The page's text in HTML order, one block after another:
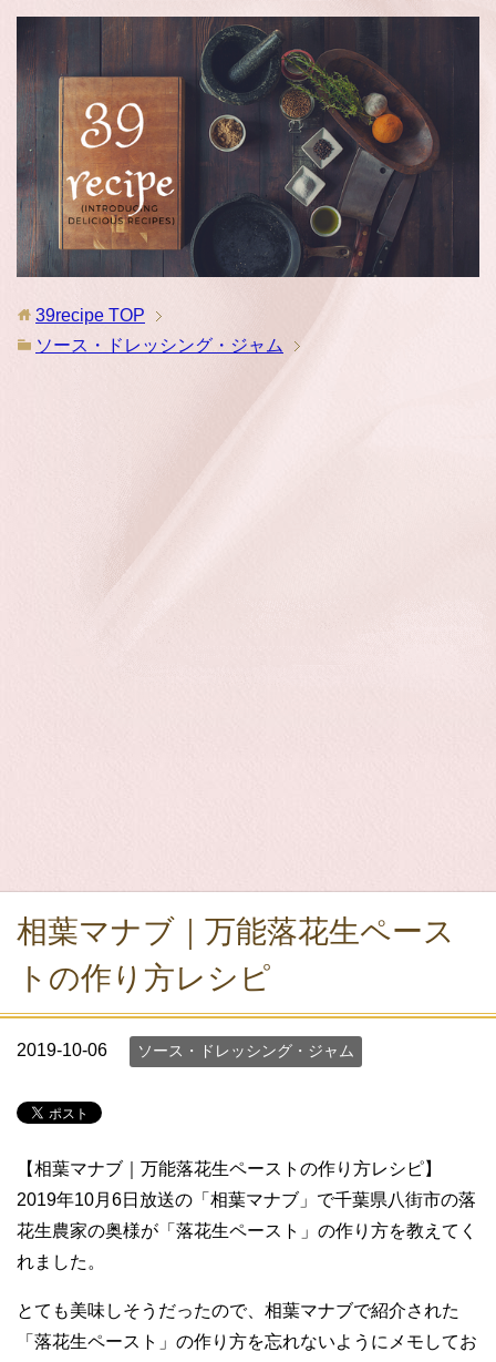
39recipe TOP
ソース・ドレッシング・ジャム
相葉マナブ｜万能落花生ペース
トの作り方レシピ
2019-10-06 ソース・ドレッシング・ジャム
【相葉マナブ｜万能落花生ペーストの作り方レシピ】
2019年10月6日放送の「相葉マナブ」で千葉県八街市の落
花生農家の奥様が「落花生ペースト」の作り方を教えてく
れました。
とても美味しそうだったので、相葉マナブで紹介された
「落花生ペースト」の作り方を忘れないようにメモしてお